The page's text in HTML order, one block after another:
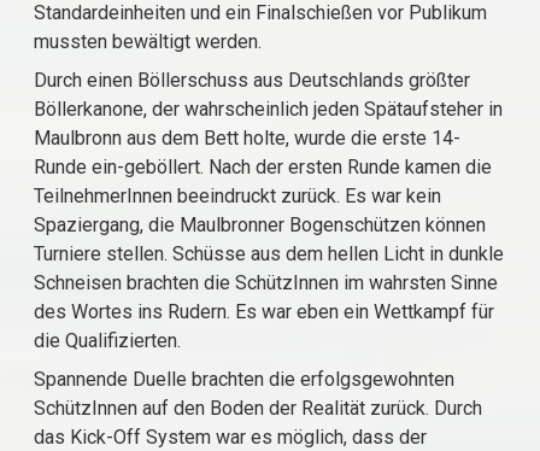
Standardeinheiten und ein Finalschießen vor Publikum
mussten bewältigt werden.
Durch einen Böllerschuss aus Deutschlands größter
Böllerkanone, der wahrscheinlich jeden Spätaufsteher in
Maulbronn aus dem Bett holte, wurde die erste 14-
Runde ein-geböllert. Nach der ersten Runde kamen die
TeilnehmerInnen beeindruckt zurück. Es war kein
Spaziergang, die Maulbronner Bogenschützen können
Turniere stellen. Schüsse aus dem hellen Licht in dunkle
Schneisen brachten die SchützInnen im wahrsten Sinne
des Wortes ins Rudern. Es war eben ein Wettkampf für
die Qualifizierten.
Spannende Duelle brachten die erfolgsgewohnten
SchützInnen auf den Boden der Realität zurück. Durch
das Kick-Off System war es möglich, dass der